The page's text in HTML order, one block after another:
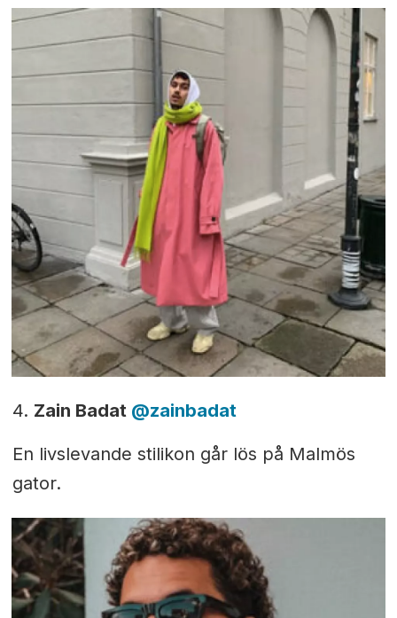
4. Zain Badat @zainbadat
En livslevande stilikon går lös på Malmös
gator.